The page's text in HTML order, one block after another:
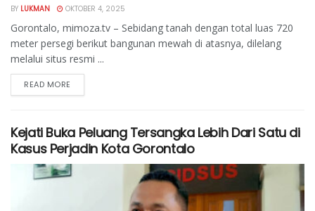
BY LUKMAN OKTOBER 4, 2025
Gorontalo, mimoza.tv – Sebidang tanah dengan total luas 720
meter persegi berikut bangunan mewah di atasnya, dilelang
melalui situs resmi ...
READ MORE
Kejati Buka Peluang Tersangka Lebih Dari Satu di
Kasus Perjadin Kota Gorontalo